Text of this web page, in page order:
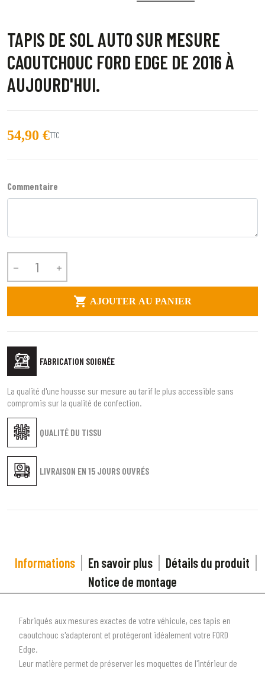
TAPIS DE SOL AUTO SUR MESURE
CAOUTCHOUC FORD EDGE DE 2016 À
AUJOURD'HUI.
54,90 €TTC
Commentaire
 
 AJOUTER AU PANIER
FABRICATION SOIGNÉE
QUALITÉ DU TISSU
LIVRAISON EN 15 JOURS OUVRÉS
La qualité d'une housse sur mesure au tarif le plus accessible sans
compromis sur la qualité de confection.
Informations En savoir plus
Détails du produit
Notice de montage
Fabriqués aux mesures exactes de votre véhicule, ces tapis en
caoutchouc s'adapteront et protégeront idéalement votre FORD
Edge.
Leur matière permet de préserver les moquettes de l'intérieur de